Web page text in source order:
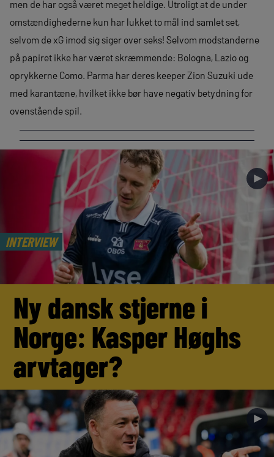
men de har også været meget heldige. Utroligt at de under
omstændighederne kun har lukket to mål ind samlet set,
selvom de xG imod sig siger over seks! Selvom modstanderne
på papiret ikke har været skræmmende: Bologna, Lazio og
oprykkerne Como. Parma har deres keeper Zion Suzuki ude
med karantæne, hvilket ikke bør have negativ betydning for
ovenstående spil.
INTERVIEW
►
Ny dansk stjerne i
Norge: Kasper Høghs
arvtager?
►